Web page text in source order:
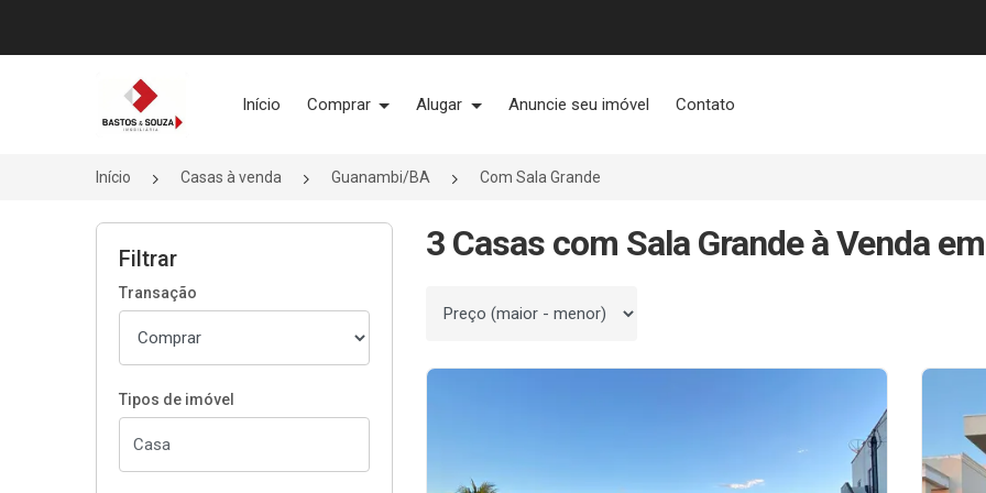
Página inicial
Início Comprar Alugar Anuncie seu imóvel Contato
Início Casas à venda Guanambi/BA Com Sala Grande
Filtrar
Transação
Tipos de imóvel
3 Casas com Sala Grande à Venda
Ordenar por